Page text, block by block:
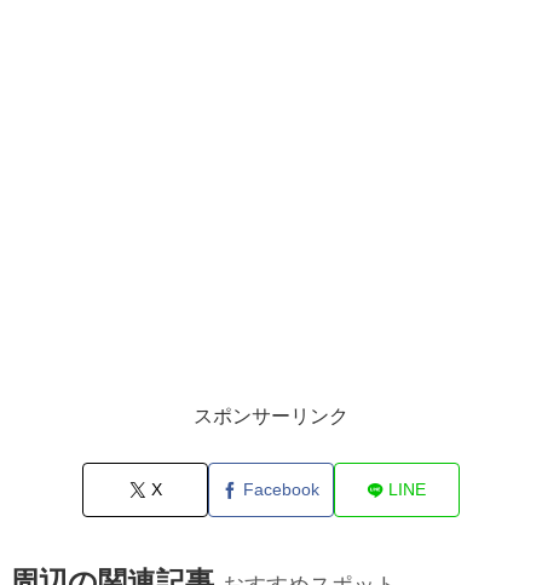
スポンサーリンク
X Facebook LINE